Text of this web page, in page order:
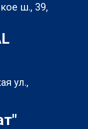
ш., 39,
ул.,